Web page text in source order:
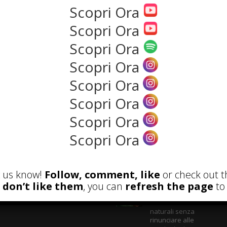
Parete Respira
ecologica: come
costruire con materiali
naturali senza
rinunciare alle
Scopri Ora
Scopri Ora
Scopri Ora
Scopri Ora
Scopri Ora
Scopri Ora
Scopri Ora
Scopri Ora
know! Follow, comment, like or check out
like them, you can refresh the page to